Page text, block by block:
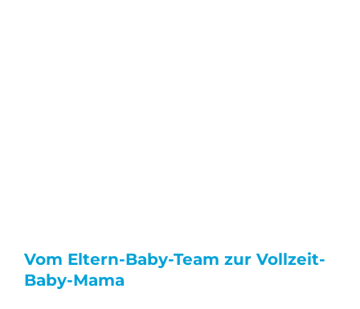
Vom Eltern-Baby-Team zur Vollzeit-
Baby-Mama